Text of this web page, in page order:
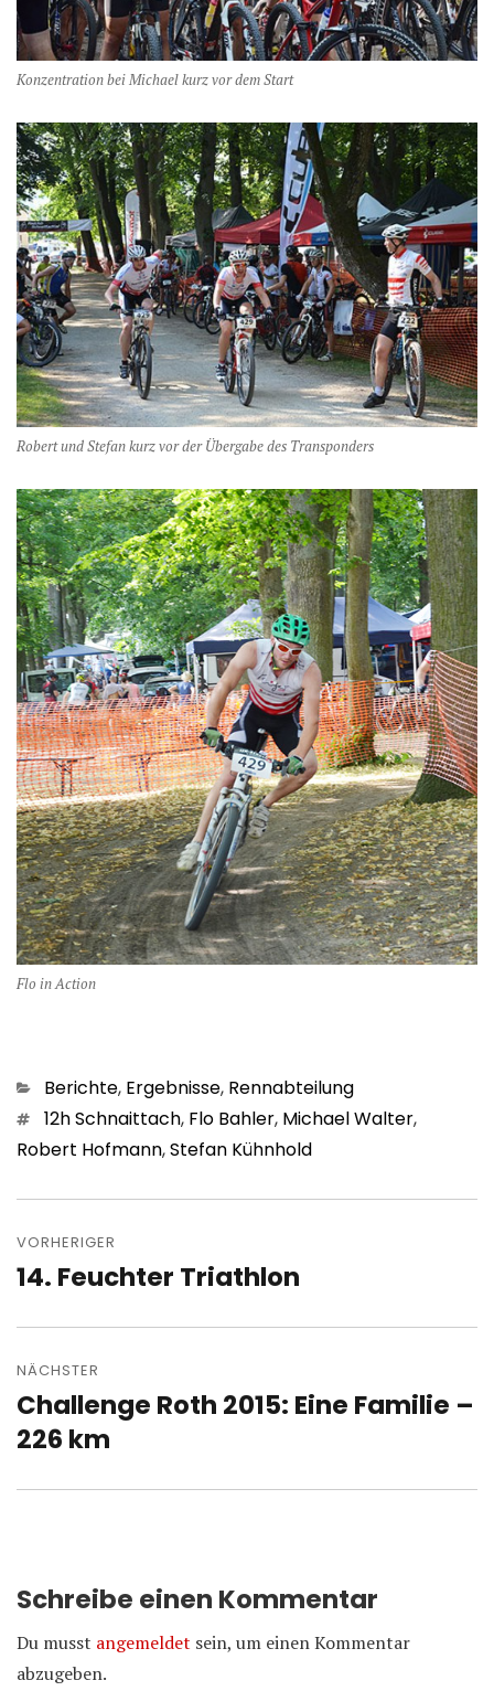
Konzentration bei Michael kurz vor dem Start
Robert und Stefan kurz vor der Übergabe des Transponders
Flo in Action
Kategorien
Berichte, Ergebnisse, Rennabteilung
Schlagwörter
12h Schnaittach, Flo Bahler, Michael Walter,
Robert Hofmann,Stefan Kühnhold
Beitragsnavigation
VORHERIGER
Vorheriger
14. Feuchter Triathlon
NÄCHSTER
Nächster
Beitrag:
Challenge Roth 2015: Eine Familie –
226 km
Schreibe einen Kommentar
Du musst angemeldet sein, um einen Kommentar
abzugeben.